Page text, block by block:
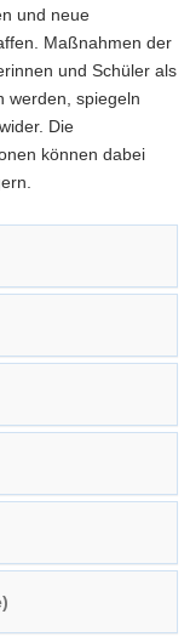
und neue
Maßnahmen der
und Schüler als
werden, spiegeln
Die
können dabei